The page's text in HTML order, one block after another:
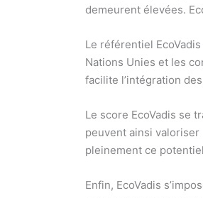
demeurent élevées.
Le référentiel
Nations Unies et les
facilite l’intégration
Le score EcoVadis se
peuvent ainsi valoriser
pleinement ce
Enfin, EcoVadis